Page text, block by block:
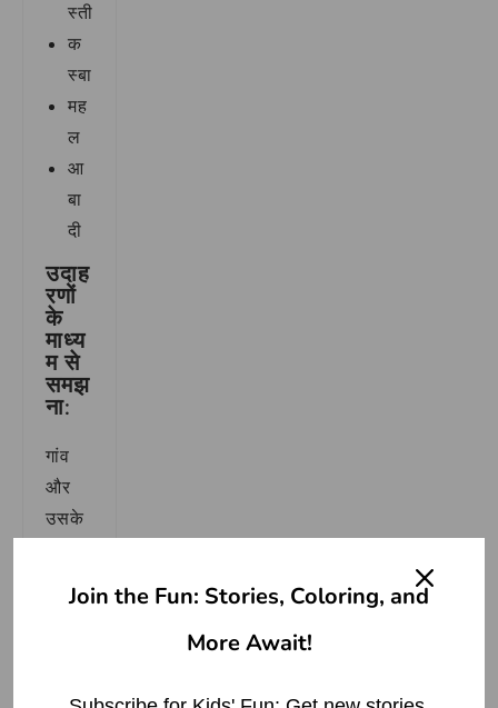
स्ती
क
स्बा
मह
ल
आ
बा
दी
उदाह
रणों
के
माध्य
म से
समझ
ना:
गांव
और
उसके
वाची
शब्दों
Join the Fun: Stories, Coloring, and
More Await!